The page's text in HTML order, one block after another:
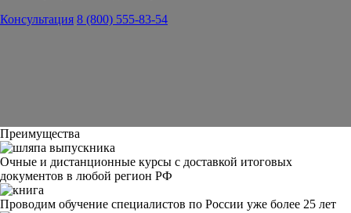
Консультация 8 (800) 555-83-54
Преимущества
Очные и дистанционные курсы с доставкой итоговых
документов в любой регион РФ
Проводим обучение специалистов по России уже более 25 лет